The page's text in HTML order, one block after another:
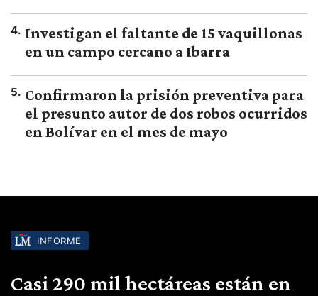
4. Investigan el faltante de 15 vaquillonas
en un campo cercano a Ibarra
5. Confirmaron la prisión preventiva para
el presunto autor de dos robos ocurridos
en Bolívar en el mes de mayo
INFORME
Casi 290 mil hectáreas están en